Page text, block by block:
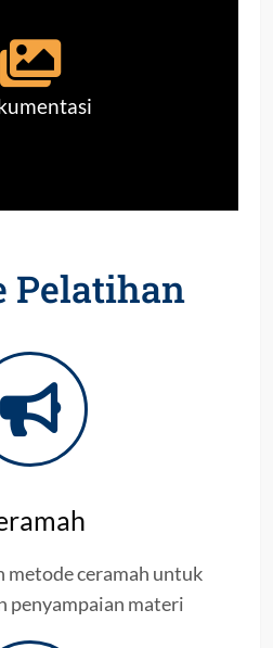
Pelatihan
metode ceramah untuk
penyampaian materi